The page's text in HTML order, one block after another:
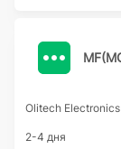
Olitech Electronics
2-4 дня